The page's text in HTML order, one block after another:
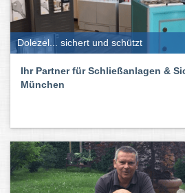
Dolezel... sichert und schützt
Ihr Partner für Schließanlagen &
München